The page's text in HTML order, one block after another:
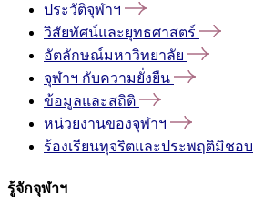
ประวัติจุฬาฯ
วิสัยทัศน์และยุทธศาสตร์
อัตลักษณ์มหาวิทยาลัย
จุฬาฯ กับความยั่งยืน
ข้อมูลและสถิติ
หน่วยงานของจุฬาฯ
ร้องเรียนทุจริตและประพฤติมิชอบ
รู้จักจุฬาฯ